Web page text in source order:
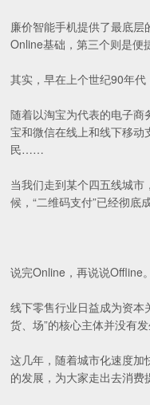
廉价智能手机提供了最底
Online基础，第三个则是便
其实，早在上个世纪90年代
随着以淘宝为代表的电子
宝和微信在线上和线下移
民……
当我们走到某个四五线城
候，“二维码支付”已经彻底
说完Online，再说说Offline。
线下零售行业日益成为资本
货、场”的核心主体并没有发
这几年，随着城市化速度
的发展，为大家走出去消费